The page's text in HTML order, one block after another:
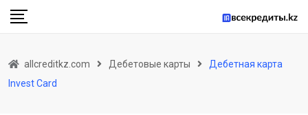
allcreditkz.com Дебетовые карты
Дебетная карта
Invest Card